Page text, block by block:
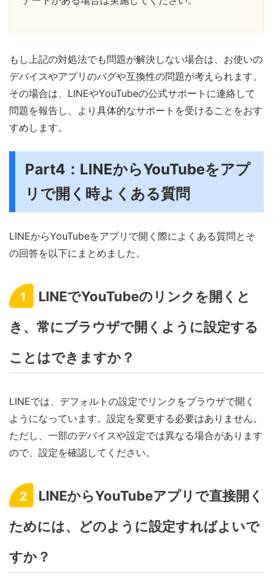
もし上記の対処法でも問題が解決しない場合は、お使いの
デバイスやアプリのバグや互換性の問題が考えられます。
その場合は、LINEやYouTubeの公式サポートに連絡して
問題を報告し、より具体的なサポートを受けることをおす
すめします。
Part4：LINEからYouTubeをアプ
リで開く時よくある質問
LINEからYouTubeをアプリで開く際によくある質問とそ
の回答を以下にまとめました。
1
LINEでYouTubeのリンクを開くと
き、常にブラウザで開くように設定する
ことはできますか？
LINEでは、デフォルトの設定でリンクをブラウザで開く
ようになっています。設定を変更する必要はありません。
ただし、一部のデバイスや設定では異なる場合があります
ので、設定を確認してください。
2
LINEからYouTubeアプリで直接開く
ためには、どのように設定すればよいで
すか？